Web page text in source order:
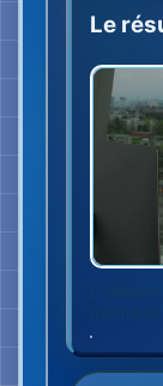
Mon
03
étapes
01